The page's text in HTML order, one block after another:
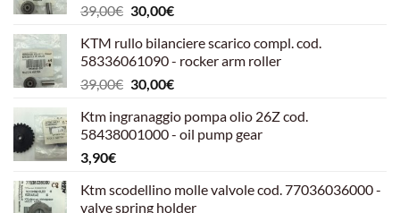
39,00€ Il
originale
era:
39,00€.
30,00€Il
attuale
è:
30,00€.
KTM rullo bilanciere scarico compl. cod.
58336061090 - rocker arm roller
39,00€ Il
originale
era:
30,00€Il
attuale
è:
Ktm ingranaggio pompa olio 26Z cod.
58438001000 - oil pump gear
3,90€
Ktm scodellino molle valvole cod. 77036036000 -
valve spring holder